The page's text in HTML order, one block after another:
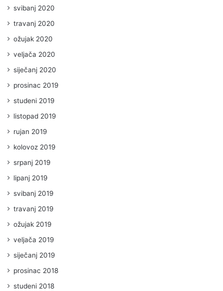
svibanj 2020
travanj 2020
ožujak 2020
veljača 2020
siječanj 2020
prosinac 2019
studeni 2019
listopad 2019
rujan 2019
kolovoz 2019
srpanj 2019
lipanj 2019
svibanj 2019
travanj 2019
ožujak 2019
veljača 2019
siječanj 2019
prosinac 2018
studeni 2018